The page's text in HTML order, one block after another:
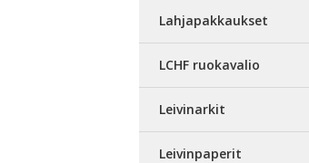
Lahjapakkaukset
LCHF ruokavalio
Leivinarkit
Leivinpaperit